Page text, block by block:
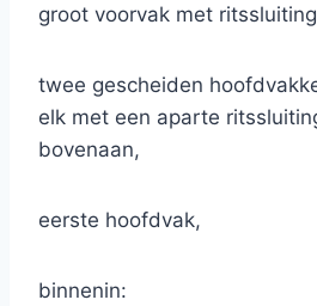
groot voorvak met
twee gescheiden
elk met een aparte
bovenaan,
eerste hoofdvak,
binnenin: